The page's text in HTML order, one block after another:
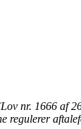
nr. 1666 af